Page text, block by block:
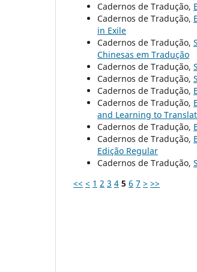
Cadernos de Tradução,
Cadernos de Tradução,
in Exile
Cadernos de Tradução,
Chinesas em Tradução
Cadernos de Tradução,
Cadernos de Tradução,
Cadernos de Tradução,
Cadernos de Tradução,
and Learning to
Cadernos de Tradução,
Cadernos de Tradução,
Edição Regular
Cadernos de Tradução,
<< < 1 2 3 4 5 6 7 > >>